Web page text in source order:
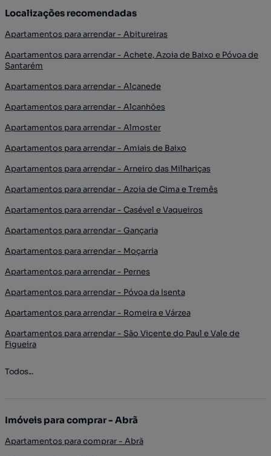
Localizações recomendadas
Apartamentos para arrendar - Abitureiras
Apartamentos para arrendar - Achete, Azoia de Baixo e Póvoa de
Santarém
Apartamentos para arrendar - Alcanede
Apartamentos para arrendar - Alcanhões
Apartamentos para arrendar - Almoster
Apartamentos para arrendar - Amiais de Baixo
Apartamentos para arrendar - Arneiro das Milhariças
Apartamentos para arrendar - Azoia de Cima e Tremês
Apartamentos para arrendar - Casével e Vaqueiros
Apartamentos para arrendar - Gançaria
Apartamentos para arrendar - Moçarria
Apartamentos para arrendar - Pernes
Apartamentos para arrendar - Póvoa da Isenta
Apartamentos para arrendar - Romeira e Várzea
Apartamentos para arrendar - São Vicente do Paul e Vale de
Figueira
Todos...
Imóveis para comprar - Abrã
Apartamentos para comprar - Abrã